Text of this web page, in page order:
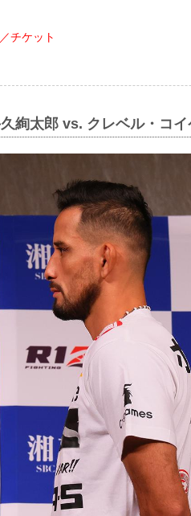
チケット
絢太郎 vs. クレベル・コイ